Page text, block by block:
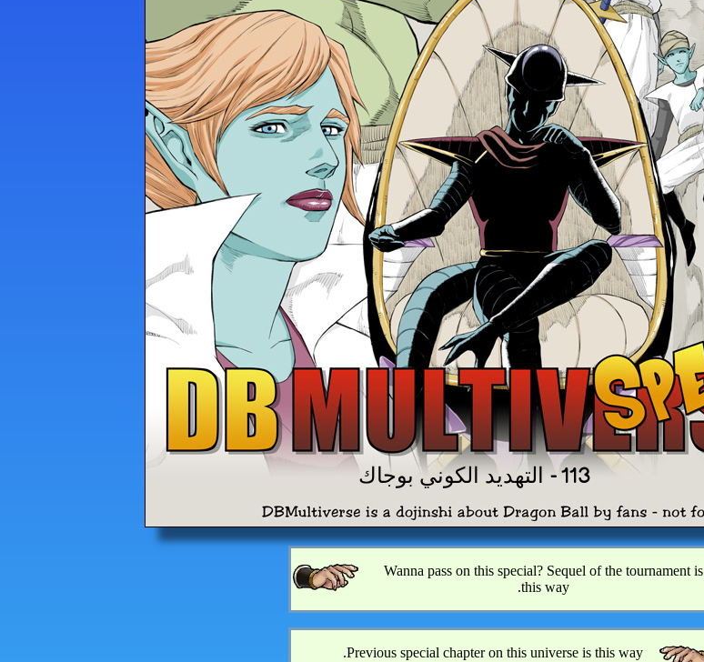
113 - التهديد الكوني بوجاك
Wanna pass on this special? Sequel of the tournament is
this way.
Previous special chapter on this universe is this way.